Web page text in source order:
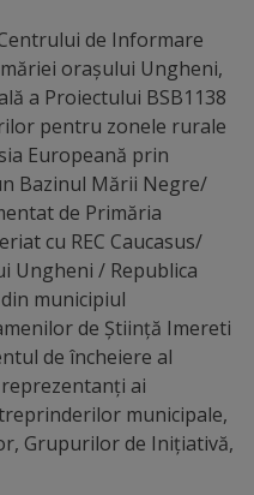
de Informare
orașului Ungheni,
a Proiectului BSB1138
pentru zonele rurale
Europeană prin
Bazinul Mării Negre/
de Primăria
cu REC Caucasus/
Ungheni / Republica
municipiul
de Știință Imereti
de încheiere al
ai
municipale,
Grupurilor de Inițiativă,